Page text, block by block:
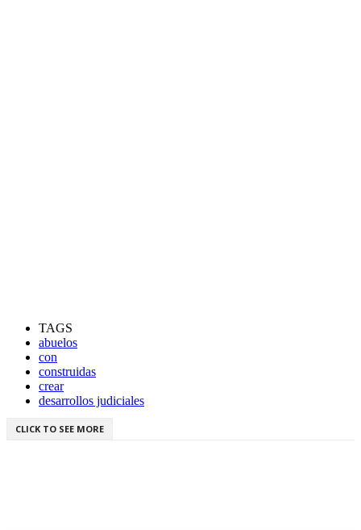
TAGS
abuelos
con
construidas
crear
desarrollos judiciales
CLICK TO SEE MORE